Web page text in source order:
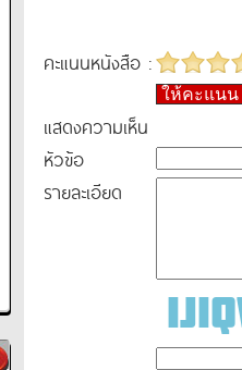
คะแนนหนังสือ :
ให้คะแนน
แสดงความเห็น
หัวข้อ
รายละเอียด